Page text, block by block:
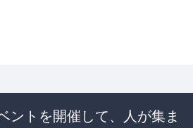
ントを開催して、人が集ま